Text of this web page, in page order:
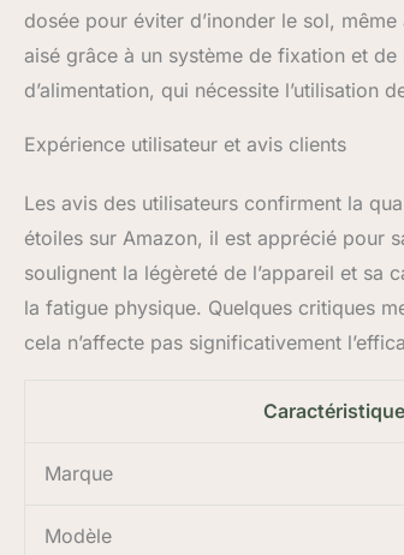
dosée pour éviter d’inonder le sol,
aisé grâce à un système de fixation et
d’alimentation, qui nécessite l’utilisation
Expérience utilisateur et avis clients
Les avis des utilisateurs confirment la
étoiles sur Amazon, il est apprécié pour
soulignent la légèreté de l’appareil et sa
la fatigue physique. Quelques critiques
cela n’affecte pas significativement
Caractéristique
Marque
Modèle